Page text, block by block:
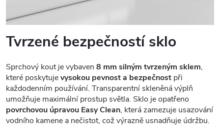
Tvrzené bezpečností sklo
Sprchový kout je vybaven 8 mm silným tvrzeným sklem,
které poskytujevysokou pevnost a bezpečnost při
každodenním používání. Transparentní skleněná výplň
umožňuje maximální prostup světla. Sklo je opatřeno
povrchovou úpravou Easy Clean, která zamezuje usazování
vodního kamene a nečistot, což výrazně usnadňuje údržbu.